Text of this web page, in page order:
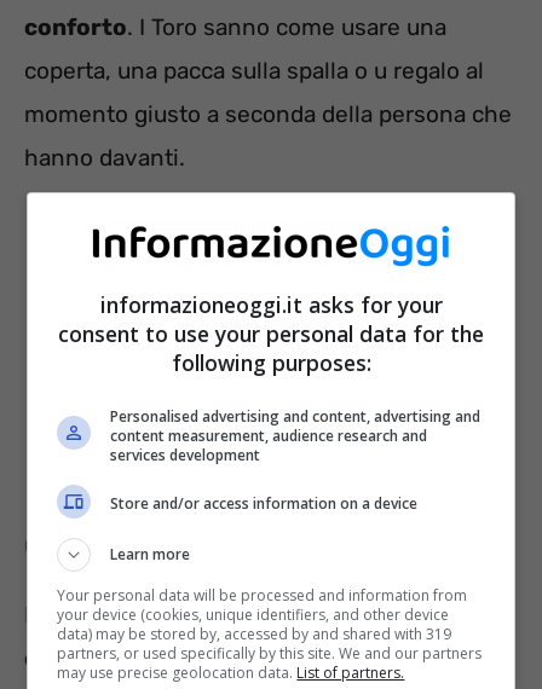
conforto. I Toro sanno come usare una
coperta, una pacca sulla spalla o u regalo al
momento giusto a seconda della persona che
hanno davanti.
Gemelli
I “doppi” dello Zodiaco hanno invece l’allegria
come arma vincente, che tutti apprezzano
informazioneoggi.it asks for your
consent to use your personal data for the
following purposes:
Personalised advertising and content, advertising and
content measurement, audience research and
services development
Store and/or access information on a device
Learn more
Your personal data will be processed and information from
your device (cookies, unique identifiers, and other device
data) may be stored by, accessed by and shared with 319
partners, or used specifically by this site. We and our partners
may use precise geolocation data. List of partners.